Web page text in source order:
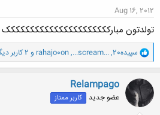
Aug 16, 2012
تولدتون مبارکککککککککککککککککککککک
و
ا
ک
ن
ش
ه
ا
سپیده20 ,
...scream...
,
rahajo0on و 2 کاربر دیگر
Relampago
عضو جدید کاربر ممتاز